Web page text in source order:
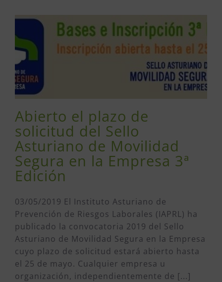
Abierto el plazo de
solicitud del Sello
Asturiano de Movilidad
Segura en la Empresa 3ª
Edición
03/05/2019 El Instituto Asturiano de
Prevención de Riesgos Laborales (IAPRL) ha
publicado la convocatoria 2019 del Sello
Asturiano de Movilidad Segura en la Empresa
cuyo plazo de solicitud estará abierto hasta
el 25 de mayo. Cualquier empresa u
organización, independientemente de [...]